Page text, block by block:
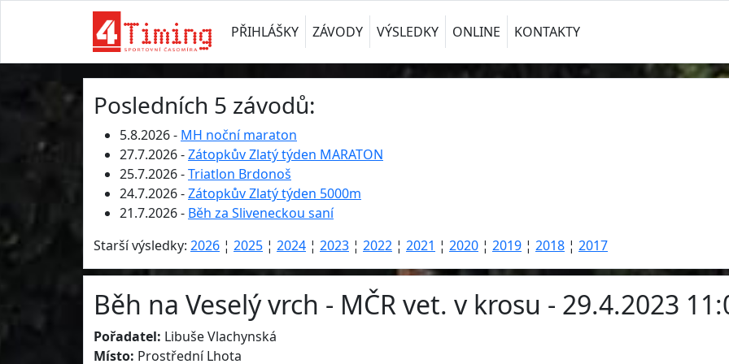
PŘIHLÁŠKY ZÁVODY VÝSLEDKY ONLINE KONTAKTY
Posledních 5 závodů:
5.8.2026 - MH noční maraton
27.7.2026 -Zátopkův Zlatý týden MARATON
25.7.2026 -Triatlon Brdonoš
24.7.2026 -Zátopkův Zlatý týden 5000m
21.7.2026 - Běh za Sliveneckou saní
Starší výsledky: 2026 ¦ 2025 ¦ 2024 ¦ 2023 ¦ 2022 ¦ 2021 ¦ 2020 ¦ 2019 ¦ 2018 ¦ 2017
Běh na Veselý vrch - MČR vet. v krosu - 29.4.2023
Pořadatel: Libuše Vlachynská
Místo: Prostřední Lhota